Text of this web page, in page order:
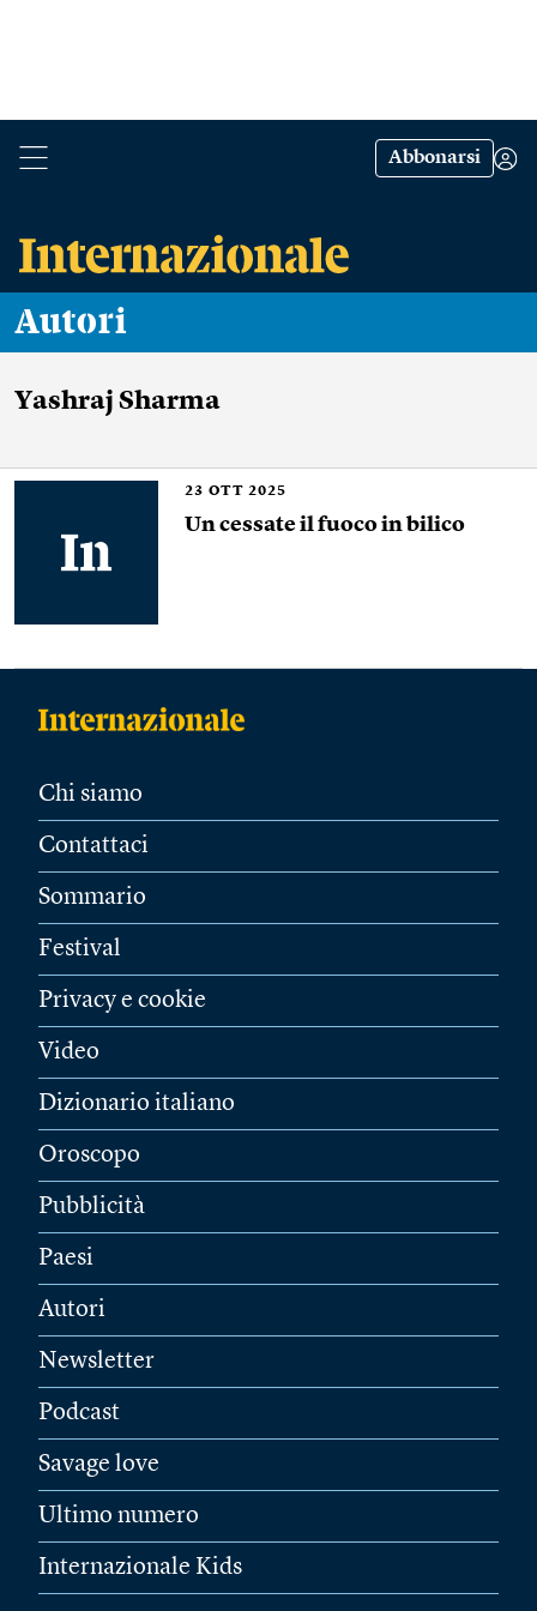
Abbonarsi
Autori
Yashraj Sharma
23 OTT 2025
Un cessate il fuoco in bilico
Chi siamo
Contattaci
Sommario
Festival
Privacy e cookie
Video
Dizionario italiano
Oroscopo
Pubblicità
Paesi
Autori
Newsletter
Podcast
Savage love
Ultimo numero
Internazionale Kids